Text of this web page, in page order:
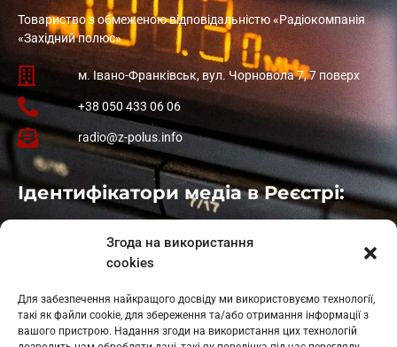
Згода на використання
cookies
Для забезпечення найкращого досвіду ми використовуємо технології,
такі як файли cookie, для збереження та/або отримання інформації з
вашого пристрою. Надання згоди на використання цих технологій
Товариство з обмеженою відповідальністю «Радіокомпанія
«Західний полюс»
м. Івано-Франківськ, вул. Чорновола 7, 7 поверх
+38 050 433 06 06
radio@z-polus.info
Ідентифікатори медіа в Реєстрі:
: L11-01410
: L11-01801
Косів: L11-01805
Гарасимів: L11-02274